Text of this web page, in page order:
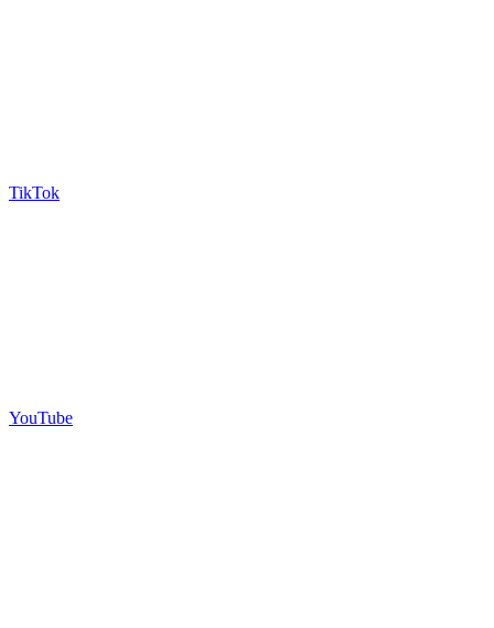
TikTok
YouTube